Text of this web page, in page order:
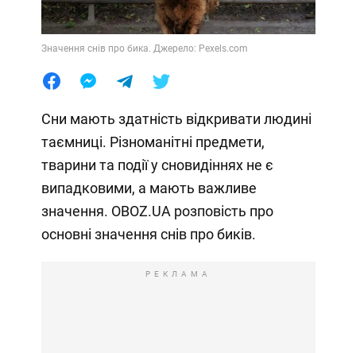
Лайфхаки
Значення снів про бика. Джерело: Pexels.com
Сни мають здатність відкривати людині
таємниці. Різноманітні предмети,
тварини та події у сновидіннях не є
випадковими, а мають важливе
значення. OBOZ.UA розповість про
основні значення снів про биків.
РЕКЛАМА